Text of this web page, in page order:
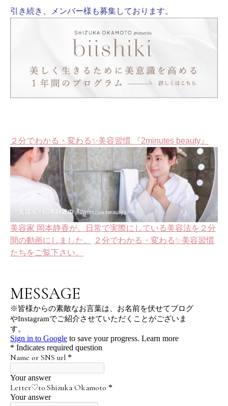
引き続き、メンバー様も募集しております。
２分でわかる・変わる✨美容習慣 『2minutes beauty』
美容家 岡本静香が、日常で実際にしている美容法を２分
間の動画にしました。
２分でわかる・変わる✨美容習慣
たちをご覧下さい。